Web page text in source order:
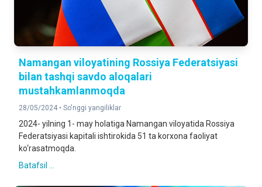
Namangan viloyatining Rossiya Federatsiyasi
bilan tashqi savdo aloqalari
mustahkamlanmoqda
28/05/2024 • So'nggi yangiliklar
2024- yilning 1- may holatiga Namangan viloyatida Rossiya
Federatsiyasi kapitali ishtirokida 51 ta korxona faoliyat
ko‘rasatmoqda.
Batafsil ...